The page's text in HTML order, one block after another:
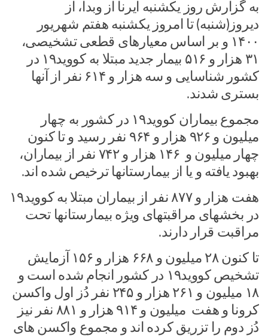
به گزارش روز یکشنبه ایرنا از وبدا، از
دیروز(شنبه) تا امروز یکشنبه هفتم شهریور
۱۴۰۰ و بر اساس معیارهای قطعی تشخیصی،
۳۱ هزار و ۵۱۶ بیمار جدید مبتلا به کووید۱۹ در
کشور شناسایی و سه هزار و ۶۱۴ نفر از آنها
بستری شدند.
مجموع بیماران کووید۱۹ در کشور به چهار
میلیون و ۹۲۶ هزار و ۹۶۴ نفر رسید و تا کنون
چهار میلیون و ۱۴۶ هزار و ۷۴۲ نفر از بیماران،
بهبود یافته و یا از بیمارستانها ترخیص شده اند.
هفت هزار و ۸۷۷ نفر از بیماران مبتلا به کووید۱۹
در بخشهای مراقبتهای ویژه بیمارستانها تحت
مراقبت قرار دارند.
تا کنون ۲۸ میلیون و ۶۶۸ هزار و ۱۵۶ آزمایش
تشخیص کووید۱۹ در کشور انجام شده است و
۱۸ میلیون و ۲۶۱ هزار و ۲۴۵ نفر دُز اول واکسن
کرونا و هفت میلیون و ۹۱۴ هزار و ۸۸۱ نفر نیز
دُز دوم را تزریق کرده اند و مجموع واکسن های